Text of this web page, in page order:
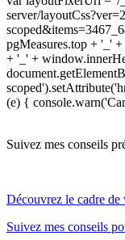
server/
pgMeasures.top + '_'
+ '_' +
(e) {
Suivez mes conseils
Découvrez le cadre
Suivez mes conseils